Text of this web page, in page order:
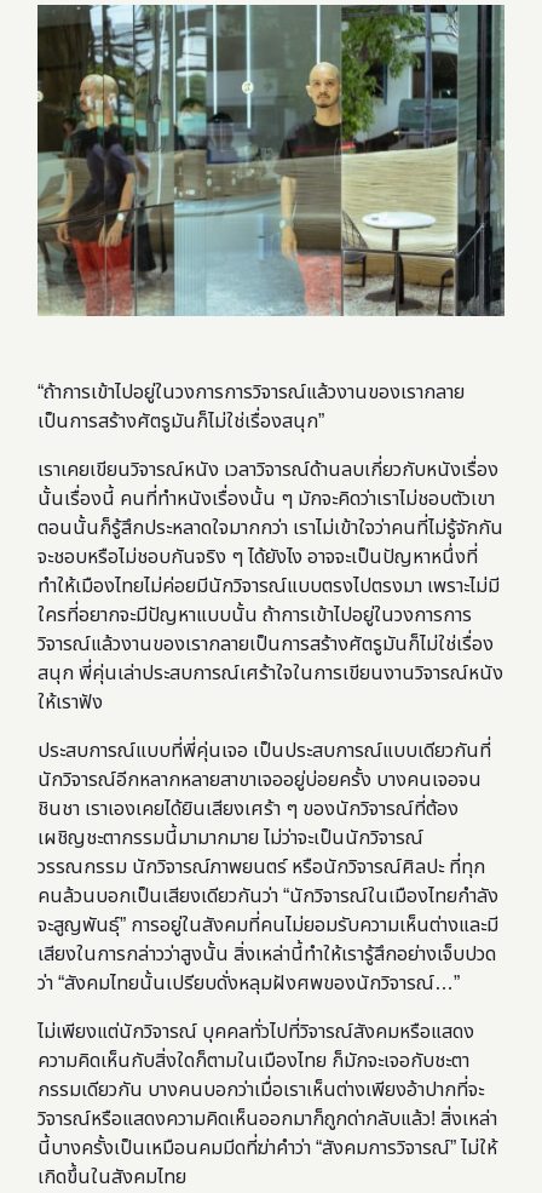
“ถ้าการเข้าไปอยู่ในวงการการวิจารณ์แล้วงานของเรากลาย
เป็นการสร้างศัตรูมันก็ไม่ใช่เรื่องสนุก”
เราเคยเขียนวิจารณ์หนัง เวลาวิจารณ์ด้านลบเกี่ยวกับหนังเรื่อง
นั้นเรื่องนี้ คนที่ทำหนังเรื่องนั้น ๆ มักจะคิดว่าเราไม่ชอบตัวเขา
ตอนนั้นก็รู้สึกประหลาดใจมากกว่า เราไม่เข้าใจว่าคนที่ไม่รู้จักกัน
จะชอบหรือไม่ชอบกันจริง ๆ ได้ยังไง อาจจะเป็นปัญหาหนึ่งที่
ทำให้เมืองไทยไม่ค่อยมีนักวิจารณ์แบบตรงไปตรงมา เพราะไม่มี
ใครที่อยากจะมีปัญหาแบบนั้น ถ้าการเข้าไปอยู่ในวงการการ
วิจารณ์แล้วงานของเรากลายเป็นการสร้างศัตรูมันก็ไม่ใช่เรื่อง
สนุก พี่คุ่นเล่าประสบการณ์เศร้าใจในการเขียนงานวิจารณ์หนัง
ให้เราฟัง
ประสบการณ์แบบที่พี่คุ่นเจอ เป็นประสบการณ์แบบเดียวกันที่
นักวิจารณ์อีกหลากหลายสาขาเจออยู่บ่อยครั้ง บางคนเจอจน
ชินชา เราเองเคยได้ยินเสียงเศร้า ๆ ของนักวิจารณ์ที่ต้อง
เผชิญชะตากรรมนี้มามากมาย ไม่ว่าจะเป็นนักวิจารณ์
วรรณกรรม นักวิจารณ์ภาพยนตร์ หรือนักวิจารณ์ศิลปะ ที่ทุก
คนล้วนบอกเป็นเสียงเดียวกันว่า “นักวิจารณ์ในเมืองไทยกำลัง
จะสูญพันธุ์” การอยู่ในสังคมที่คนไม่ยอมรับความเห็นต่างและมี
เสียงในการกล่าวว่าสูงนั้น สิ่งเหล่านี้ทำให้เรารู้สึกอย่างเจ็บปวด
ว่า “สังคมไทยนั้นเปรียบดั่งหลุมฝังศพของนักวิจารณ์…”
ไม่เพียงแต่นักวิจารณ์ บุคคลทั่วไปที่วิจารณ์สังคมหรือแสดง
ความคิดเห็นกับสิ่งใดก็ตามในเมืองไทย ก็มักจะเจอกับชะตา
กรรมเดียวกัน บางคนบอกว่าเมื่อเราเห็นต่างเพียงอ้าปากที่จะ
วิจารณ์หรือแสดงความคิดเห็นออกมาก็ถูกด่ากลับแล้ว! สิ่งเหล่า
นี้บางครั้งเป็นเหมือนคมมีดที่ฆ่าคำว่า “สังคมการวิจารณ์” ไม่ให้
เกิดขึ้นในสังคมไทย